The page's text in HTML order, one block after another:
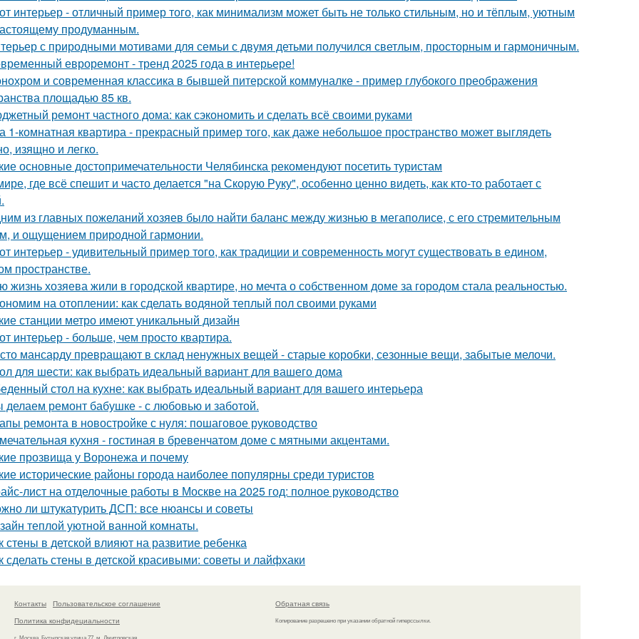
интерьер - отличный пример того, как минимализм может быть не только стильным, но и тёплым, уютным
продуманным.
с природными мотивами для семьи с двумя детьми получился светлым, просторным и гармоничным.
евроремонт - тренд 2025 года в интерьере!
и современная классика в бывшей питерской коммуналке - пример глубокого преображения
площадью 85 кв.
ремонт частного дома: как сэкономить и сделать всё своими руками
1-комнатная квартира - прекрасный пример того, как даже небольшое пространство может выглядеть
изящно и легко.
основные достопримечательности Челябинска рекомендуют посетить туристам
где всё спешит и часто делается "на Скорую Руку", особенно ценно видеть, как кто-то работает с
из главных пожеланий хозяев было найти баланс между жизнью в мегаполисе, с его стремительным
и ощущением природной гармонии.
интерьер - удивительный пример того, как традиции и современность могут существовать в едином,
пространстве.
жизнь хозяева жили в городской квартире, но мечта о собственном доме за городом стала реальностью.
на отоплении: как сделать водяной теплый пол своими руками
станции метро имеют уникальный дизайн
интерьер - больше, чем просто квартира.
мансарду превращают в склад ненужных вещей - старые коробки, сезонные вещи, забытые мелочи.
для шести: как выбрать идеальный вариант для вашего дома
стол на кухне: как выбрать идеальный вариант для вашего интерьера
ремонт бабушке - с любовью и заботой.
ремонта в новостройке с нуля: пошаговое руководство
кухня - гостиная в бревенчатом доме с мятными акцентами.
прозвища у Воронежа и почему
исторические районы города наиболее популярны среди туристов
лист на отделочные работы в Москве на 2025 год: полное руководство
ли штукатурить ДСП: все нюансы и советы
теплой уютной ванной комнаты.
стены в детской влияют на развитие ребенка
сделать стены в детской красивыми: советы и лайфхаки
Контакты
Пользовательское соглашение
Политика конфидециальности
г. Москва, Бутырская улица 77, м. Дмитровская
Обратная связь
Копирование разрешено при указании обратной гиперссылки.